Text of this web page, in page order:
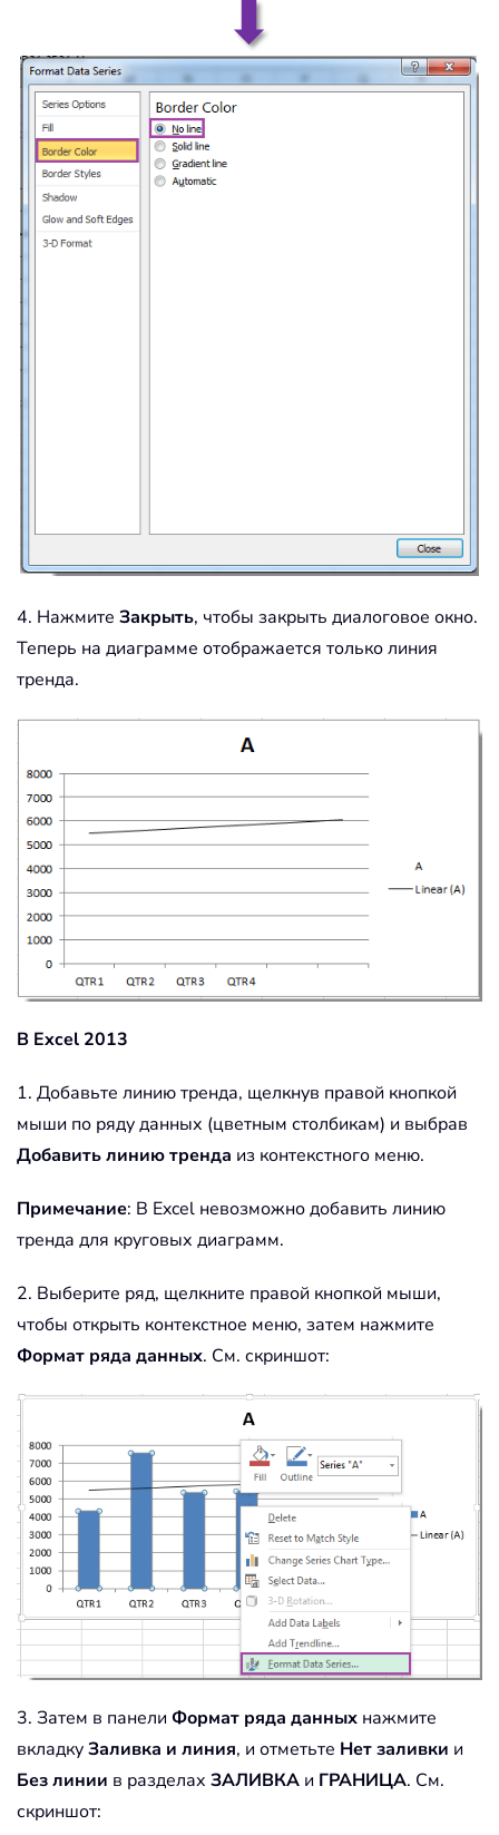
4. Нажмите Закрыть, чтобы закрыть диалоговое окно.
Теперь на диаграмме отображается только линия
тренда.
В Excel 2013
1. Добавьте линию тренда, щелкнув правой кнопкой
мыши по ряду данных (цветным столбикам) и выбрав
Добавить линию тренда из контекстного меню.
Примечание: В Excel невозможно добавить линию
тренда для круговых диаграмм.
2. Выберите ряд, щелкните правой кнопкой мыши,
чтобы открыть контекстное меню, затем нажмите
Формат ряда данных. См. скриншот:
3. Затем в панели Формат ряда данных нажмите
вкладкуЗаливка и линия, и отметьте Нет заливки и
Без линии в разделах ЗАЛИВКА и ГРАНИЦА. См.
скриншот: